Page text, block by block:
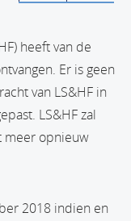
heeft van de
Er is geen
van LS&HF in
LS&HF zal
meer opnieuw
2018 indien en